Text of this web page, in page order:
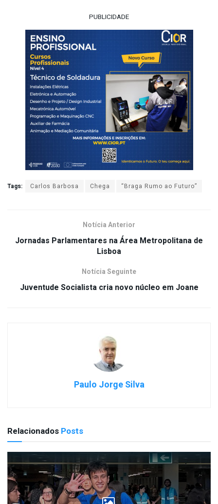
PUBLICIDADE
Tags: Carlos Barbosa Chega “Braga Rumo ao Futuro”
Notícia Anterior
Jornadas Parlamentares na Área Metropolitana de
Lisboa
Notícia Seguinte
Juventude Socialista cria novo núcleo em Joane
Paulo Jorge Silva
Relacionados Posts